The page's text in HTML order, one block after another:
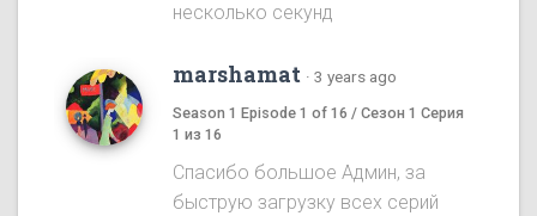
несколько секунд
marshamat · 3 years ago
Season 1 Episode 1 of 16 / Сезон 1 Серия
1 из 16
Спасибо большое Админ, за
быструю загрузку всех серий